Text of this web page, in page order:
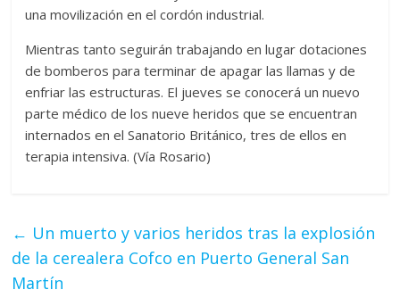
una movilización en el cordón industrial.
Mientras tanto seguirán trabajando en lugar dotaciones
de bomberos para terminar de apagar las llamas y de
enfriar las estructuras. El jueves se conocerá un nuevo
parte médico de los nueve heridos que se encuentran
internados en el Sanatorio Británico, tres de ellos en
terapia intensiva. (Vía Rosario)
← Un muerto y varios heridos tras la explosión
de la cerealera Cofco en Puerto General San
Martín